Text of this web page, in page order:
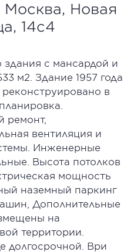
Москва, Новая
14с4
с мансардой и
м2. Здание 1957 года
в
ремонт,
вентиляция и
Инженерные
Высота потолков
мощность
наземный паркинг
Дополнительные
на
территории.
долгосрочной. Ври